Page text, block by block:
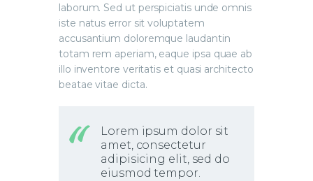
laborum. Sed ut perspiciatis unde omnis
iste natus error sit voluptatem
accusantium doloremque laudantin
totam rem aperiam, eaque ipsa quae ab
illo inventore veritatis et quasi architecto
beatae vitae dicta.
Lorem ipsum dolor sit
amet, consectetur
adipisicing elit, sed do
eiusmod tempor.